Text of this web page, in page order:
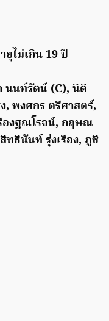
ยุไม่เกิน 19 ปี
นท์รัตน์ (C), นิติ
พงศกร ตรีศาสตร์,
องฐณโรจน์, กฤษณ
ธินันท์ รุ่งเรือง, ภูชิ